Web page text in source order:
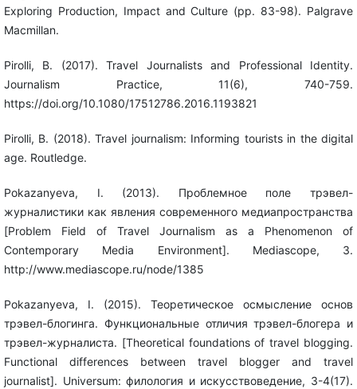
Exploring Production, Impact and Culture (pp. 83-98). Palgrave
Macmillan.
Pirolli, B. (2017). Travel Journalists and Professional Identity.
Journalism Practice, 11(6), 740-759.
https://doi.org/10.1080/17512786.2016.1193821
Pirolli, B. (2018). Travel journalism: Informing tourists in the digital
age. Routledge.
Pokazanyeva, I. (2013). Проблемное поле трэвел-
журналистики как явления современного медиапространства
[Problem Field of Travel Journalism as a Phenomenon of
Contemporary Media Environment]. Mediascope, 3.
http://www.mediascope.ru/node/1385
Pokazanyeva, I. (2015). Теоретическое осмысление основ
трэвел-блогинга. Функциональные отличия трэвел-блогера и
трэвел-журналиста. [Theoretical foundations of travel blogging.
Functional differences between travel blogger and travel
journalist]. Universum: филология и искусствоведение, 3-4(17).